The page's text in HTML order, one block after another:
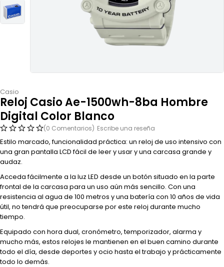
Casio
Reloj Casio Ae-1500wh-8ba Hombre
Digital Color Blanco
(0 Comentarios) Escribe una reseña
Estilo marcado, funcionalidad práctica: un reloj de uso intensivo con
una gran pantalla LCD fácil de leer y usar y una carcasa grande y
audaz.
Acceda fácilmente a la luz LED desde un botón situado en la parte
frontal de la carcasa para un uso aún más sencillo. Con una
resistencia al agua de 100 metros y una batería con 10 años de vida
útil, no tendrá que preocuparse por este reloj durante mucho
tiempo.
Equipado con hora dual, cronómetro, temporizador, alarma y
mucho más, estos relojes le mantienen en el buen camino durante
todo el día, desde deportes y ocio hasta el trabajo y prácticamente
todo lo demás.